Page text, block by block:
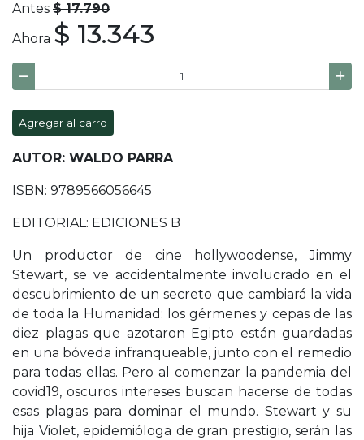
Antes $ 17.790
Ahora $ 13.343
Agregar al carro
AUTOR: WALDO PARRA
ISBN: 9789566056645
EDITORIAL: EDICIONES B
Un productor de cine hollywoodense, Jimmy
Stewart, se ve accidentalmente involucrado en el
descubrimiento de un secreto que cambiará la vida
de toda la Humanidad: los gérmenes y cepas de las
diez plagas que azotaron Egipto están guardadas
en una bóveda infranqueable, junto con el remedio
para todas ellas. Pero al comenzar la pandemia del
covid19, oscuros intereses buscan hacerse de todas
esas plagas para dominar el mundo. Stewart y su
hija Violet, epidemióloga de gran prestigio, serán las